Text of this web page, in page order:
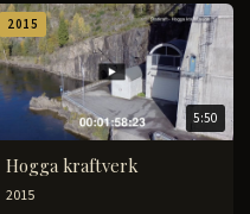
2015
5:50
Hogga kraftverk
2015